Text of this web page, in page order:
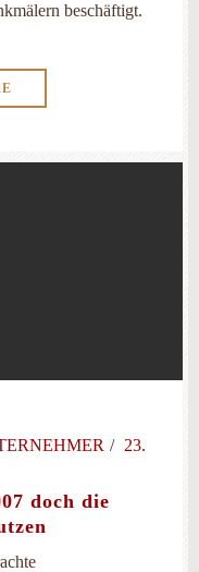
beschäftigt.
23.
doch die